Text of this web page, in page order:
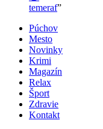
temeraf”
Púchov
Mesto
Novinky
Krimi
Magazín
Relax
Šport
Zdravie
Kontakt